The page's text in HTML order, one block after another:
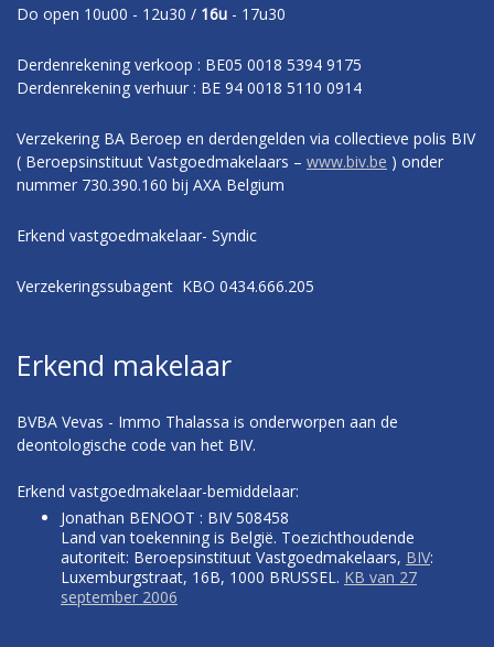
Do open 10u00 - 12u30 / 16u - 17u30
Derdenrekening verkoop : BE05 0018 5394 9175
Derdenrekening verhuur : BE 94 0018 5110 0914
Verzekering BA Beroep en derdengelden via collectieve polis BIV
( Beroepsinstituut Vastgoedmakelaars – www.biv.be ) onder
nummer 730.390.160 bij AXA Belgium
Erkend vastgoedmakelaar- Syndic
Verzekeringssubagent KBO 0434.666.205
Erkend makelaar
BVBA Vevas - Immo Thalassa is onderworpen aan de
deontologische code van het BIV.
Erkend vastgoedmakelaar-bemiddelaar:
Jonathan BENOOT : BIV 508458
Land van toekenning is België. Toezichthoudende
autoriteit: Beroepsinstituut Vastgoedmakelaars, BIV:
Luxemburgstraat, 16B, 1000 BRUSSEL. KB van 27
september 2006